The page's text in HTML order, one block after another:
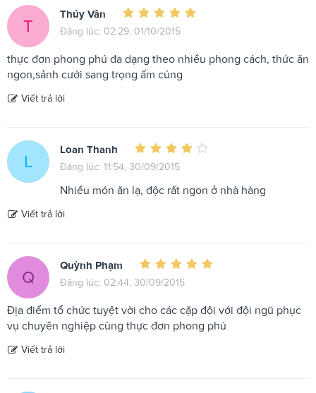
T
Thúy Vân
Đăng lúc: 02:29, 01/10/2015
thực đơn phong phú đa dạng theo nhiều phong cách, thức ăn
ngon,sảnh cưới sang trọng ấm cúng
Viết trả lời
L
Loan Thanh
Đăng lúc: 11:54, 30/09/2015
Nhiều món ăn lạ, độc rất ngon ở nhà hàng
Viết trả lời
Q
Quỳnh Phạm
Đăng lúc: 02:44, 30/09/2015
Địa điểm tổ chức tuyệt vời cho các cặp đôi với đội ngũ phục
vụ chuyên nghiệp cùng thực đơn phong phú
Viết trả lời